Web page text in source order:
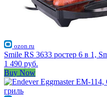
ozon.ru
Smile RS 3633 ростер 6 в 1,
1 490 руб.
Buy Now